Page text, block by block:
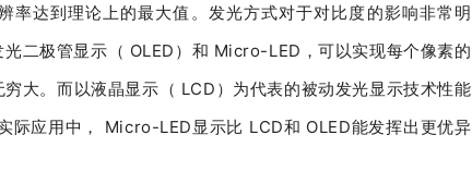
率达到理论上的最大值。发光方式对于对比度的影响非常明
二极管显示（ OLED）和 Micro-LED，可以实现每个像素的
大。而以液晶显示（ LCD）为代表的被动发光显示技术性能
际应用中， Micro-LED显示比 LCD和 OLED能发挥出更优异